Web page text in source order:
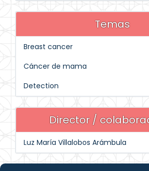
Temas
Breast cancer
Cáncer de mama
Detection
Director /
Luz María Villalobos Arámbula